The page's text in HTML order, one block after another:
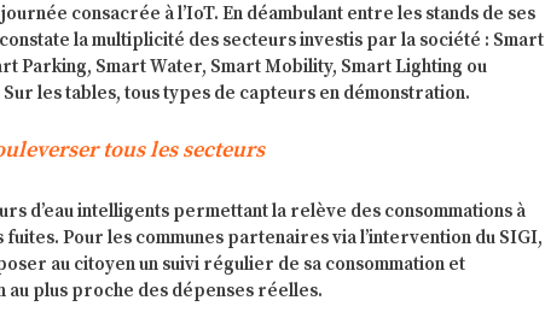
consacrée à l’IoT. En déambulant entre les stands de ses
la multiplicité des secteurs investis par la société : Smart
Parking, Smart Water, Smart Mobility, Smart Lighting ou
les tables, tous types de capteurs en démonstration.
tous les secteurs
d’eau intelligents permettant la relève des consommations à
Pour les communes partenaires via l’intervention du SIGI,
au citoyen un suivi régulier de sa consommation et
au plus proche des dépenses réelles.